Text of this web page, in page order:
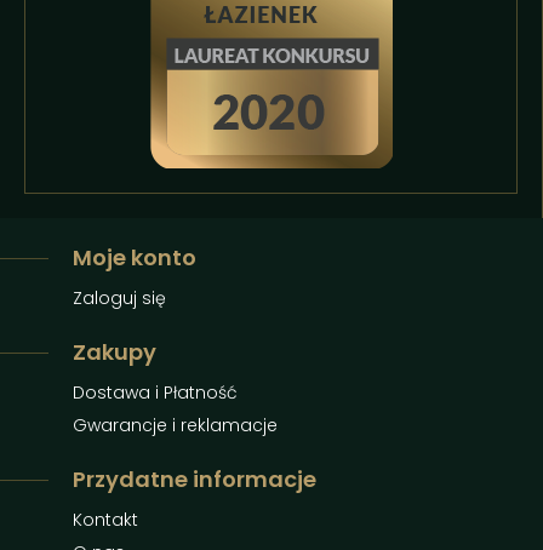
Moje konto
Zaloguj się
Zakupy
Dostawa i Płatność
Gwarancje i reklamacje
Przydatne informacje
Kontakt